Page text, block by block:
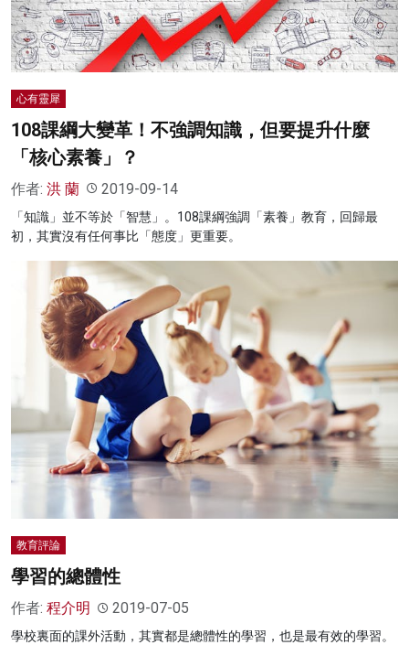
心有靈犀
108課綱大變革！不強調知識，但要提升什麼
「核心素養」？
作者: 洪 蘭 2019-09-14
「知識」並不等於「智慧」。108課綱強調「素養」教育，回歸最
初，其實沒有任何事比「態度」更重要。
教育評論
學習的總體性
作者: 程介明 2019-07-05
學校裏面的課外活動，其實都是總體性的學習，也是最有效的學習。